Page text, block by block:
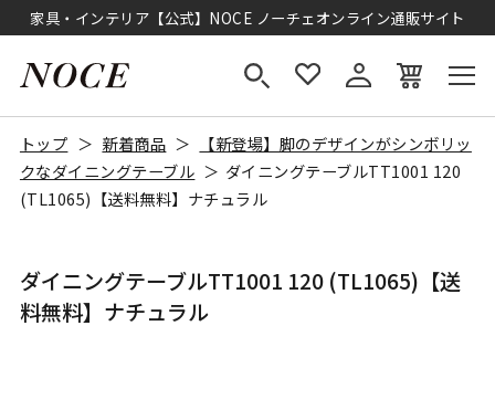
家具・インテリア【公式】NOCE ノーチェオンライン通販サイト
トップ 新着商品
【新登場】脚のデザインがシンボリッ
クなダイニングテーブル
ダイニングテーブルTT1001 120
(TL1065)【送料無料】ナチュラル
ダイニングテーブルTT1001 120 (TL1065)【送
料無料】ナチュラル